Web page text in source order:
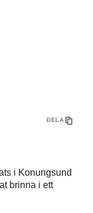
DELA
i Konungsund
brinna i ett